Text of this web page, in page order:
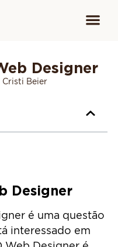
Designer
Cristi Beier
Designer
é uma questão
interessado em